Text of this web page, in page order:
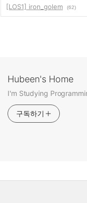
[LOS1] iron_golem
(62)
Hubeen's Home
I'm Studying
구독하기